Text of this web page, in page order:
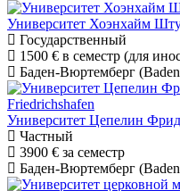
Университет Хоэнхайм
Государственный
1500 € в семестр (для
Баден-Вюртемберг
Университет Цепелин
Частный
3900 € за семестр
Баден-Вюртемберг